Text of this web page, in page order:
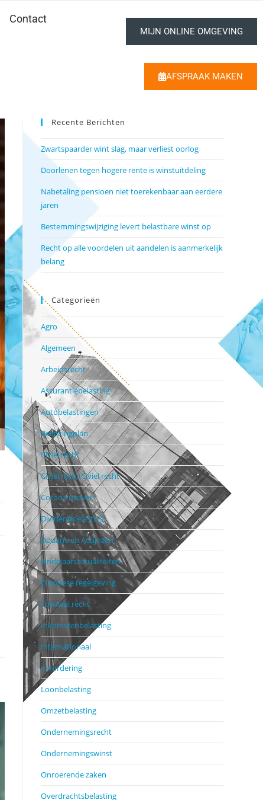
Contact
MIJN ONLINE OMGEVING
AFSPRAAK MAKEN
Recente Berichten
Zwartspaarder wint slag, maar verliest oorlog
Doorlenen tegen hogere rente is winstuitdeling
Nabetaling pensioen niet toerekenbaar aan eerdere
jaren
Bestemmingswijziging levert belastbare winst op
Recht op alle voordelen uit aandelen is aanmerkelijk
belang
Categorieën
Agro
Algemeen
Arbeidsrecht
Assurantiebelasting
Autobelastingen
Belastingplan
Civiel recht
Civiel recht,Civiel recht
Corona update
Dividendbelasting
Douane en Accijnzen
Eindejaarsactualiteiten
Europese regelgeving
Formeel recht
Inkomstenbelasting
Internationaal
Invordering
Loonbelasting
Omzetbelasting
Ondernemingsrecht
Ondernemingswinst
Onroerende zaken
Overdrachtsbelasting